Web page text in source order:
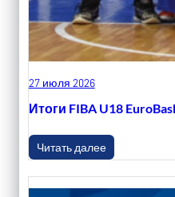
27 июля 2026
Итоги FIBA U18
Читать далее